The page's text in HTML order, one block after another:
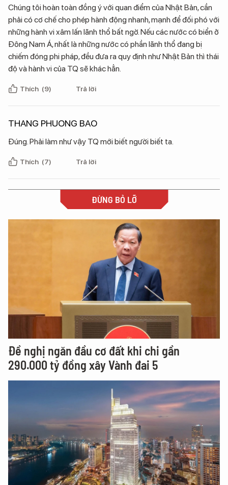
Chúng tôi hoàn toàn đồng ý với quan điểm của Nhật Bản, cần
phải có cơ chế cho phép hành động nhanh, mạnh để đối phó với
những hành vi xâm lấn lãnh thổ bất ngờ. Nếu các nước có biển ở
Đông Nam Á, nhất là những nước có phần lãnh thổ đang bị
chiếm đóng phi pháp, đều đưa ra quy định như Nhật Bản thì thái
độ và hành vi của TQ sẽ khác hẳn.
Thích (9) Trả lời
THANG PHUONG BAO
Đúng. Phải làm như vậy TQ mới biết người biết ta.
Thích (7) Trả lời
ĐỪNG BỎ LỠ
Đề nghị ngăn đầu cơ đất khi chi gần
290.000 tỷ đồng xây Vành đai 5